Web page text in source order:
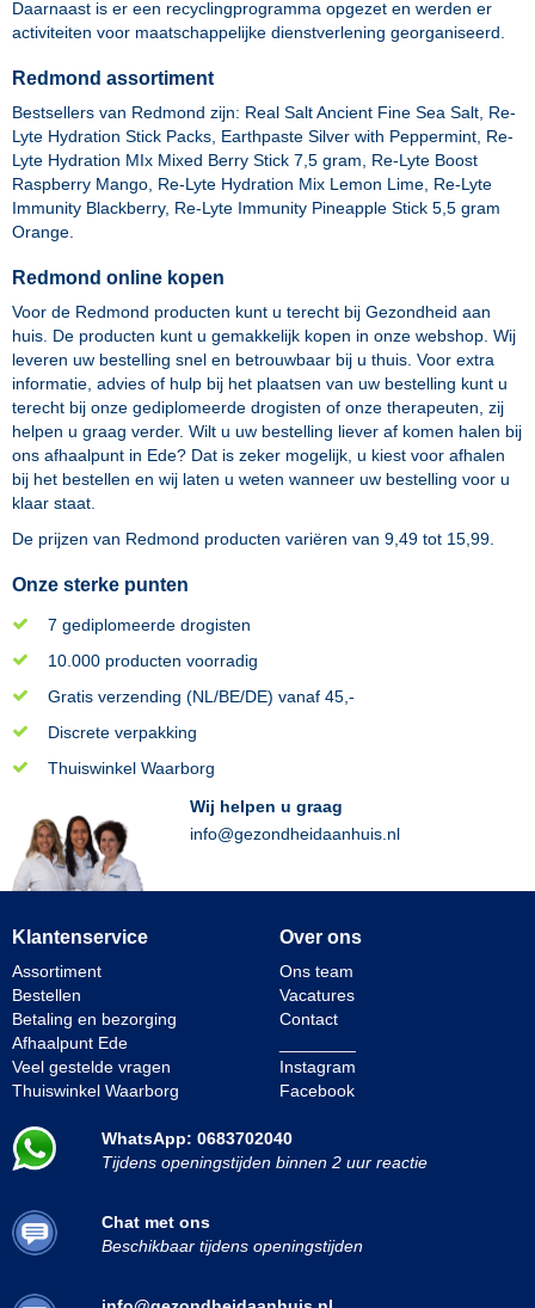
Daarnaast is er een recyclingprogramma opgezet en werden er
activiteiten voor maatschappelijke dienstverlening georganiseerd.
Redmond assortiment
Bestsellers van Redmond zijn: Real Salt Ancient Fine Sea Salt, Re-
Lyte Hydration Stick Packs, Earthpaste Silver with Peppermint, Re-
Lyte Hydration MIx Mixed Berry Stick 7,5 gram, Re-Lyte Boost
Raspberry Mango, Re-Lyte Hydration Mix Lemon Lime, Re-Lyte
Immunity Blackberry, Re-Lyte Immunity Pineapple Stick 5,5 gram
Orange.
Redmond online kopen
Voor de Redmond producten kunt u terecht bij Gezondheid aan
huis. De producten kunt u gemakkelijk kopen in onze webshop. Wij
leveren uw bestelling snel en betrouwbaar bij u thuis. Voor extra
informatie, advies of hulp bij het plaatsen van uw bestelling kunt u
terecht bij onze gediplomeerde drogisten of onze therapeuten, zij
helpen u graag verder. Wilt u uw bestelling liever af komen halen bij
ons afhaalpunt in Ede? Dat is zeker mogelijk, u kiest voor afhalen
bij het bestellen en wij laten u weten wanneer uw bestelling voor u
klaar staat.
De prijzen van Redmond producten variëren van 9,49 tot 15,99.
Onze sterke punten
7 gediplomeerde drogisten
10.000 producten voorradig
Gratis verzending (NL/BE/DE) vanaf 45,-
Discrete verpakking
Thuiswinkel Waarborg
Wij helpen u graag
info@gezondheidaanhuis.nl
Klantenservice
Assortiment
Bestellen
Betaling en bezorging
Afhaalpunt Ede
Veel gestelde vragen
Thuiswinkel Waarborg
Over ons
Ons team
Vacatures
Contact
Instagram
Facebook
WhatsApp: 0683702040
Tijdens openingstijden binnen 2 uur reactie
Chat met ons
Beschikbaar tijdens openingstijden